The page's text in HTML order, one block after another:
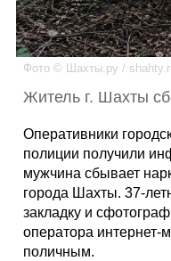
Фото © Шахты.ру /
Житель г. Шахты
Оперативники
полиции получили
мужчина сбывает
города Шахты. 37-
закладку и
оператора интернет-
поличным.